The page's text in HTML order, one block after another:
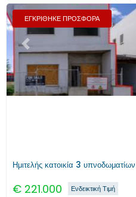
ΕΓΚΡΙΘΗΚΕ ΠΡΟΣΦΟΡΑ
Προηγούμενο
Ημιτελής κατοικία 3
€ 221.000 Ενδεικτική Τιμή